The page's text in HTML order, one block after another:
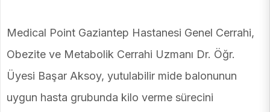
Medical Point Gaziantep Hastanesi Genel Cerrahi,
Obezite ve Metabolik Cerrahi Uzmanı Dr. Öğr.
Üyesi Başar Aksoy, yutulabilir mide balonunun
uygun hasta grubunda kilo verme sürecini